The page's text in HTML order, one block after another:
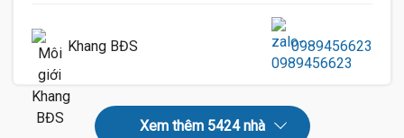
Khang BĐS 0989456623
Xem thêm 5424 nhà